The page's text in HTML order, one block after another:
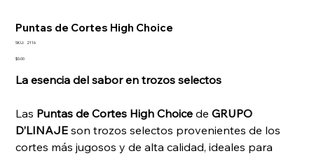
Puntas de Cortes High Choice
SKU:
SKU
2116
Precio
$0.00
La esencia del sabor en trozos selectos
Las Puntas de Cortes High Choice deGRUPO
D’LINAJE son trozos selectos provenientes de los
cortes más jugosos y de alta calidad, ideales para